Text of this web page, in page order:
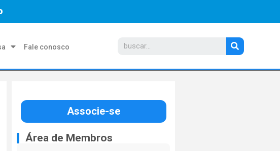
Fale conosco
Associe-se
Área de Membros